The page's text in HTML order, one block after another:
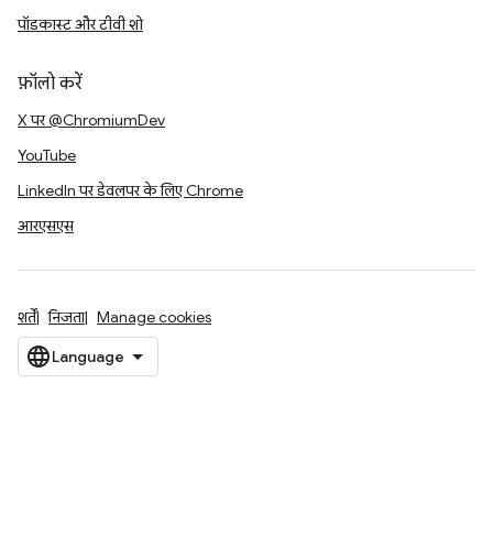
पॉडकास्ट और टीवी शो
फ़ॉलो करें
X पर @ChromiumDev
YouTube
LinkedIn पर डेवलपर के लिए Chrome
आरएसएस
शर्तें निजता Manage cookies